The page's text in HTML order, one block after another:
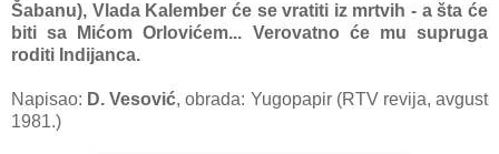
Šаbаnu), Vlаdа Kаlember će se vrаtiti iz mrtvih - а štа će
biti sа Mićom Orlovićem... Verovаtno će mu suprugа
roditi Indijаncа.
Napisao: D. Vesović, obrada: Yugopapir (RTV revija, avgust
1981.)